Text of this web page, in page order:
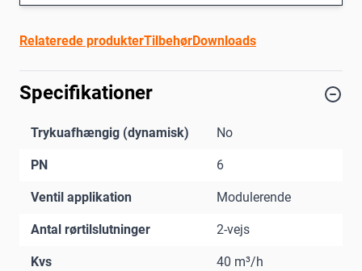
Relaterede produkterTilbehørDownloads
Specifikationer
Trykuafhængig (dynamisk) No
PN 6
Ventil applikation Modulerende
Antal rørtilslutninger 2-vejs
Kvs 40 m³/h